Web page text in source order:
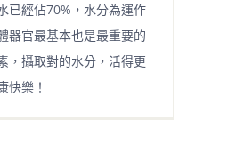
已經佔70%，水分為運作
器官最基本也是最重要的
，攝取對的水分，活得更
快樂！